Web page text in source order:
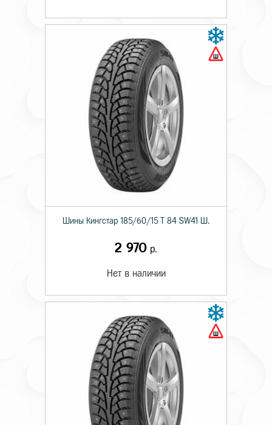
Шины Кингстар 185/60/15 T 84 SW41 Ш.
2 970 р.
Нет в наличии